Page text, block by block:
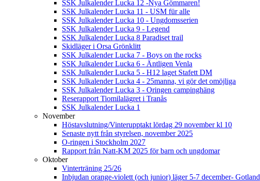
SSK Julkalender Lucka 12 -Nya Gömmaren!
SSK Julkalender Lucka 11 - USM für alle
SSK Julkalender Lucka 10 - Ungdomsserien
SSK Julkalender Lucka 9 - Legend
SSK Julkalender Lucka 8 Paradiset trail
Skidläger i Orsa Grönklitt
SSK Julkalender Lucka 7 - Boys on the rocks
SSK Julkalender Lucka 6 - Äntligen Venla
SSK Julkalender Lucka 5 - H12 laget Stafett DM
SSK Julkalender Lucka 4 - 25manna, vi gör det omöjliga
SSK Julkalender Lucka 3 - Oringen campinghäng
Reserapport Tiomilalägret i Tranås
SSK Julkalender Lucka 1
November
Höstavslutning/Vinterupptakt lördag 29 november kl 10
Senaste nytt från styrelsen, november 2025
O-ringen i Stockholm 2027
Rapport från Natt-KM 2025 för barn och ungdomar
Oktober
Vinterträning 25/26
Inbjudan orange-violett (och junior) läger 5-7 december- Gotland